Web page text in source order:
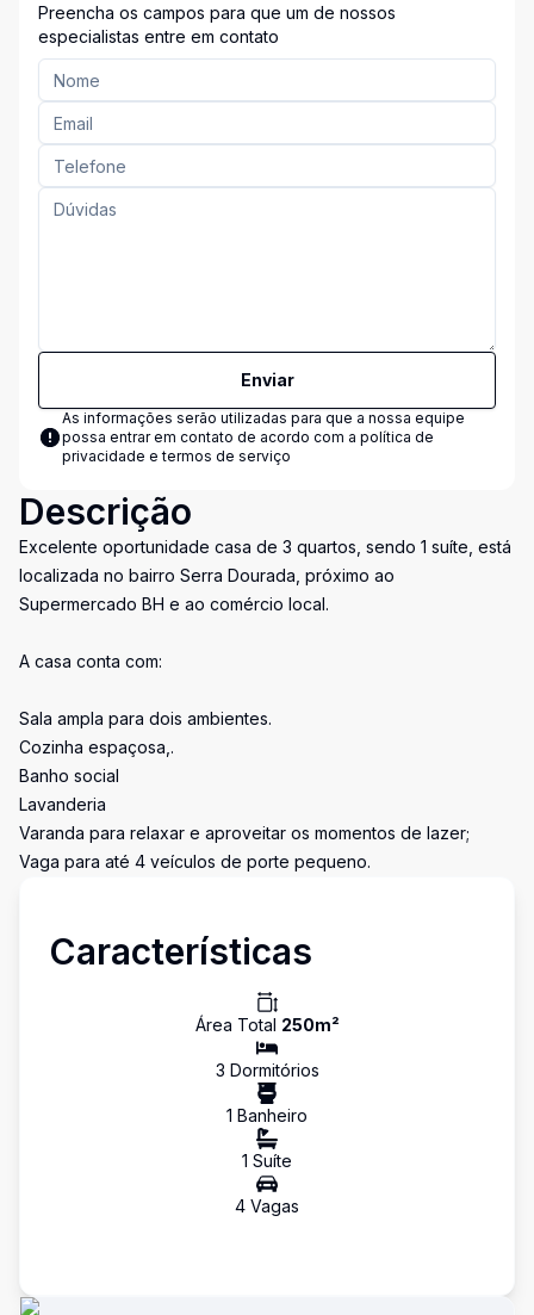
Preencha os campos para que um de nossos
especialistas entre em contato
Enviar
As informações serão utilizadas para que a nossa equipe
possa entrar em contato de acordo com a política de
privacidade e termos de serviço
Descrição
Excelente oportunidade casa de 3 quartos, sendo 1 suíte, está
localizada no bairro Serra Dourada, próximo ao
Supermercado BH e ao comércio local.
A casa conta com:
Sala ampla para dois ambientes.
Cozinha espaçosa,.
Banho social
Lavanderia
Varanda para relaxar e aproveitar os momentos de lazer;
Vaga para até 4 veículos de porte pequeno.
Características
Área Total 250m²
3 Dormitórios
1 Banheiro
1 Suíte
4 Vagas